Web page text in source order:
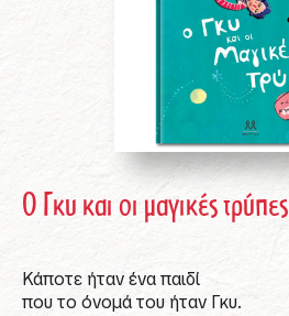
Ο Γκυ και οι μαγικές τρύπες
Κάποτε ήταν ένα παιδί
που το όνομά του ήταν Γκυ.